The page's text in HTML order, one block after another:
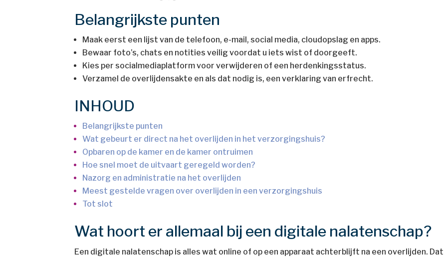
Belangrijkste punten
Maak eerst een lijst van de telefoon, e-mail, social media, cloudopslag en apps.
Bewaar foto’s, chats en notities veilig voordat u iets wist of doorgeeft.
Kies per socialmediaplatform voor verwijderen of een herdenkingsstatus.
Verzamel de overlijdensakte en als dat nodig is, een verklaring van erfrecht.
INHOUD
Belangrijkste punten
Wat gebeurt er direct na het overlijden in het verzorgingshuis?
Opbaren op de kamer en de kamer ontruimen
Hoe snel moet de uitvaart geregeld worden?
Nazorg en administratie na het overlijden
Meest gestelde vragen over overlijden in een verzorgingshuis
Tot slot
Wat hoort er allemaal bij een digitale nalatenschap?
Een digitale nalatenschap is alles wat online of op een apparaat achterblijft na een overlijden. Dat